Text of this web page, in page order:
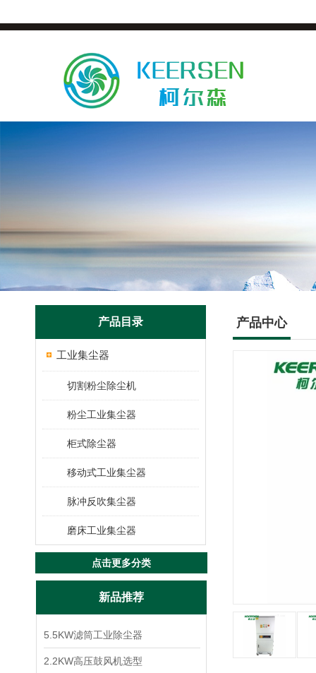
产品目录
工业集尘器
切割粉尘除尘机
粉尘工业集尘器
柜式除尘器
移动式工业集尘器
脉冲反吹集尘器
磨床工业集尘器
点击更多分类
新品推荐
5.5KW滤筒工业除尘器
2.2KW高压鼓风机选型
产品中心